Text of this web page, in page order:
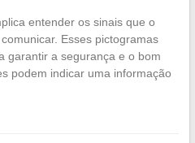
entender os sinais que o
Esses pictogramas
garantir a segurança e o bom
podem indicar uma informação